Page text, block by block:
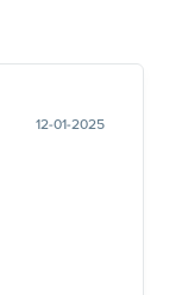
12-01-2025